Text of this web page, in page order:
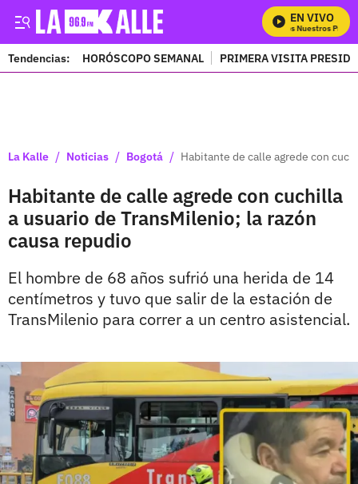
EN VIVO
Mira Todos Nuestros
Tendencias: HORÓSCOPO SEMANAL PRIMERA VISITA
La Kalle / Noticias / Bogotá / Habitante de calle agrede con
Habitante de calle agrede con cuchilla
a usuario de TransMilenio; la razón
causa repudio
El hombre de 68 años sufrió una herida de 14
centímetros y tuvo que salir de la estación de
TransMilenio para correr a un centro asistencial.